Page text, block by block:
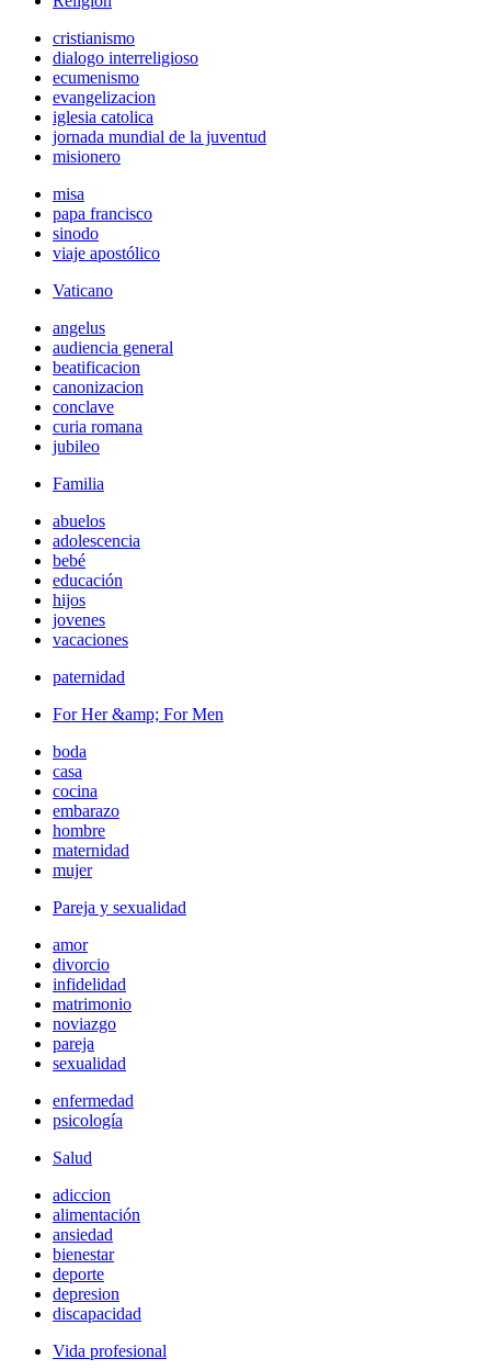
cristianismo
dialogo interreligioso
ecumenismo
evangelizacion
iglesia catolica
jornada mundial de la juventud
misionero
misa
papa francisco
sinodo
viaje apostólico
Vaticano
angelus
audiencia general
beatificacion
canonizacion
conclave
curia romana
jubileo
Familia
abuelos
adolescencia
bebé
educación
hijos
jovenes
vacaciones
paternidad
For Her &amp; For Men
boda
casa
cocina
embarazo
hombre
maternidad
mujer
Pareja y sexualidad
amor
divorcio
infidelidad
matrimonio
noviazgo
pareja
sexualidad
enfermedad
psicología
Salud
adiccion
alimentación
ansiedad
bienestar
deporte
depresion
discapacidad
Vida profesional